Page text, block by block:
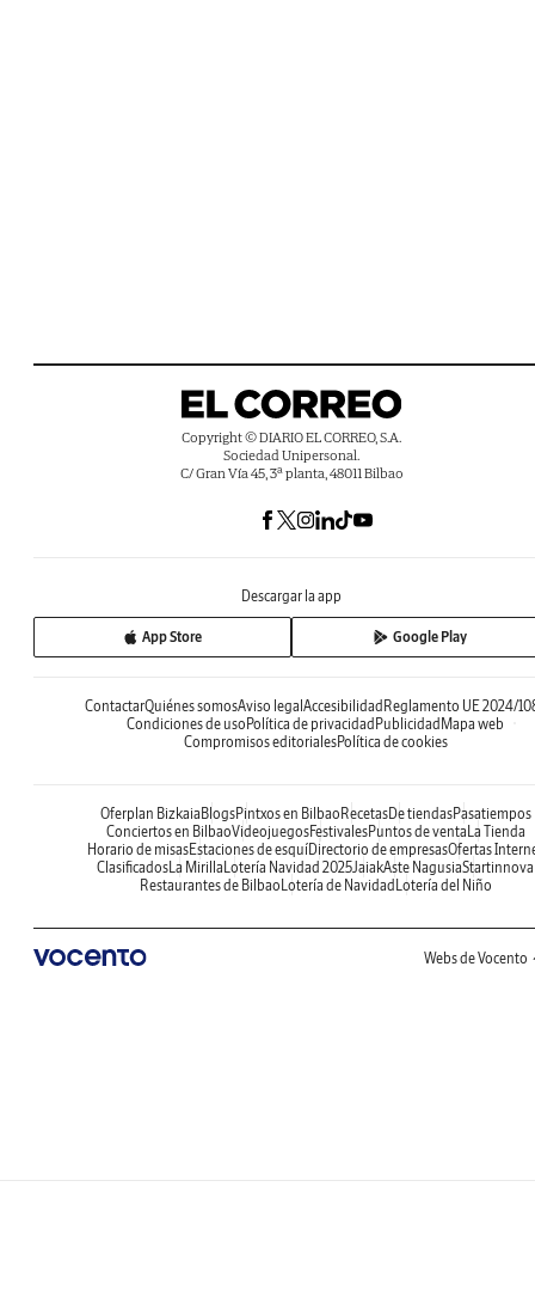
Copyright © DIARIO EL CORREO, S.A.
Sociedad Unipersonal.
C/ Gran Vía 45, 3ª planta, 48011 Bilbao
Descargar la app
App Store Google Play
ContactarQuiénes somosAviso legal Accesibilidad Reglamento UE 2024/
Condiciones de uso Política de privacidad Publicidad Mapa web
Compromisos editorialesPolítica de cookies
Oferplan Bizkaia BlogsPintxos en Bilbao RecetasDe tiendasPasatiempos
Conciertos en BilbaoVideojuegosFestivalesPuntos de venta La Tienda
Horario de misasEstaciones de esquíDirectorio de empresasOfertas
Clasificados La Mirilla Lotería Navidad 2025JaiakAste NagusiaStartinnova
Restaurantes de Bilbao Lotería de Navidad Lotería del Niño
Webs de Vocento